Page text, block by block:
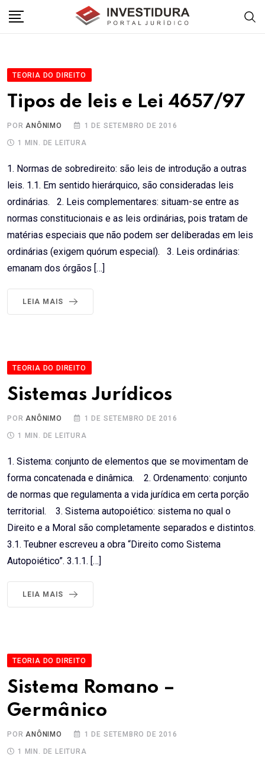
TEORIA DO DIREITO
Tipos de leis e Lei 4657/97
PORANÔNIMO 1 DE SETEMBRO DE 2016
1 MIN. DE LEITURA
1. Normas de sobredireito: são leis de introdução a outras
leis. 1.1. Em sentido hierárquico, são consideradas leis
ordinárias. 2. Leis complementares: situam-se entre as
normas constitucionais e as leis ordinárias, pois tratam de
matérias especiais que não podem ser deliberadas em leis
ordinárias (exigem quórum especial). 3. Leis ordinárias:
emanam dos órgãos […]
LEIA MAIS
TEORIA DO DIREITO
Sistemas Jurídicos
PORANÔNIMO 1 DE SETEMBRO DE 2016
1 MIN. DE LEITURA
1. Sistema: conjunto de elementos que se movimentam de
forma concatenada e dinâmica. 2. Ordenamento: conjunto
de normas que regulamenta a vida jurídica em certa porção
territorial. 3. Sistema autopoiético: sistema no qual o
Direito e a Moral são completamente separados e distintos.
3.1. Teubner escreveu a obra “Direito como Sistema
Autopoiético”. 3.1.1. […]
LEIA MAIS
TEORIA DO DIREITO
Sistema Romano –
Germânico
PORANÔNIMO 1 DE SETEMBRO DE 2016
1 MIN. DE LEITURA